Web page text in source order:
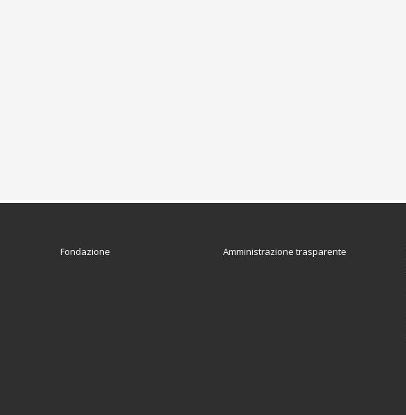
Fondazione Amministrazione trasparente